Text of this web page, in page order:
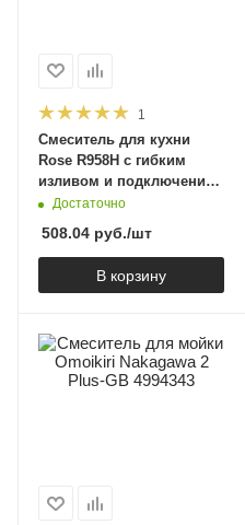
1
Смеситель для кухни
Rose R958H с гибким
изливом и подключением
фильтра, черный
Достаточно
508.04 руб./шт
В корзину